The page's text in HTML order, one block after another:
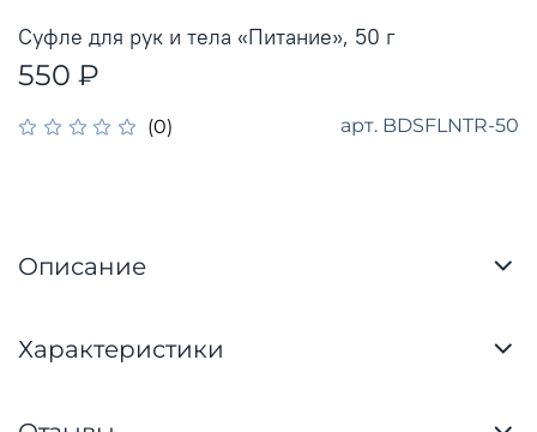
(0) арт. BDSFLNTR-50
Суфле для рук и тела «Питание», 50 г
550 ₽
Описание
Характеристики